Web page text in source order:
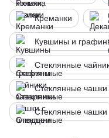
Креманки
Кувшины и
Стеклянные
Стеклянные
Стеклянные чашки